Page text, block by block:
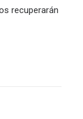
recuperarán